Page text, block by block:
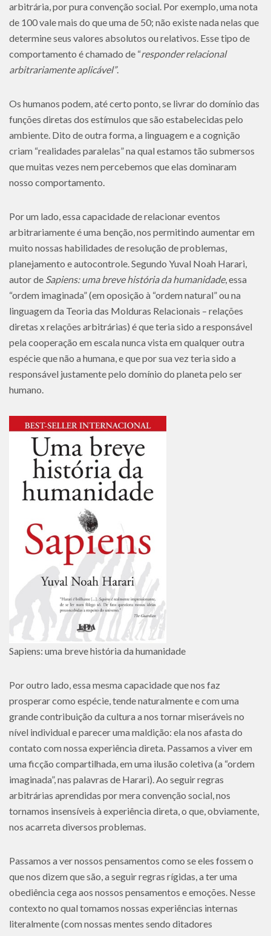
arbitrária, por pura convenção social. Por exemplo, uma nota
de 100 vale mais do que uma de 50; não existe nada nelas que
determine seus valores absolutos ou relativos. Esse tipo de
comportamento é chamado de “responder relacional
arbitrariamente aplicável”.
Os humanos podem, até certo ponto, se livrar do domínio das
funções diretas dos estímulos que são estabelecidas pelo
ambiente. Dito de outra forma, a linguagem e a cognição
criam “realidades paralelas” na qual estamos tão submersos
que muitas vezes nem percebemos que elas dominaram
nosso comportamento.
Por um lado, essa capacidade de relacionar eventos
arbitrariamente é uma benção, nos permitindo aumentar em
muito nossas habilidades de resolução de problemas,
planejamento e autocontrole. Segundo Yuval Noah Harari,
autor de Sapiens: uma breve história da humanidade, essa
“ordem imaginada” (em oposição à “ordem natural” ou na
linguagem da Teoria das Molduras Relacionais – relações
diretas x relações arbitrárias) é que teria sido a responsável
pela cooperação em escala nunca vista em qualquer outra
espécie que não a humana, e que por sua vez teria sido a
responsável justamente pelo domínio do planeta pelo ser
humano.
Sapiens: uma breve história da humanidade
Por outro lado, essa mesma capacidade que nos faz
prosperar como espécie, tende naturalmente e com uma
grande contribuição da cultura a nos tornar miseráveis no
nível individual e parecer uma maldição: ela nos afasta do
contato com nossa experiência direta. Passamos a viver em
uma ficção compartilhada, em uma ilusão coletiva (a “ordem
imaginada”, nas palavras de Harari). Ao seguir regras
arbitrárias aprendidas por mera convenção social, nos
tornamos insensíveis à experiência direta, o que, obviamente,
nos acarreta diversos problemas.
Passamos a ver nossos pensamentos como se eles fossem o
que nos dizem que são, a seguir regras rígidas, a ter uma
obediência cega aos nossos pensamentos e emoções. Nesse
contexto no qual tomamos nossas experiências internas
literalmente (com nossas mentes sendo ditadores